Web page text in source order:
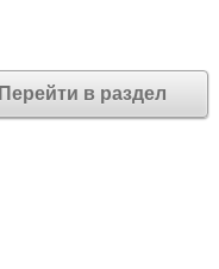
Перейти в раздел